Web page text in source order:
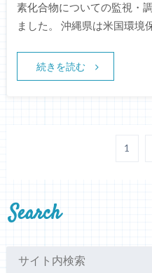
素化合物についての監視・
ました。 沖縄県は米国環境
続きを読む
1
Search